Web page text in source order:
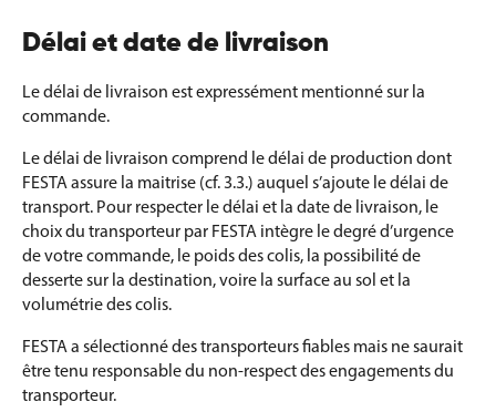
Délai et date de livraison
Le délai de livraison est expressément mentionné sur la
commande.
Le délai de livraison comprend le délai de production dont
FESTA assure la maitrise (cf. 3.3.) auquel s’ajoute le délai de
transport. Pour respecter le délai et la date de livraison, le
choix du transporteur par FESTA intègre le degré d’urgence
de votre commande, le poids des colis, la possibilité de
desserte sur la destination, voire la surface au sol et la
volumétrie des colis.
FESTA a sélectionné des transporteurs fiables mais ne saurait
être tenu responsable du non-respect des engagements du
transporteur.